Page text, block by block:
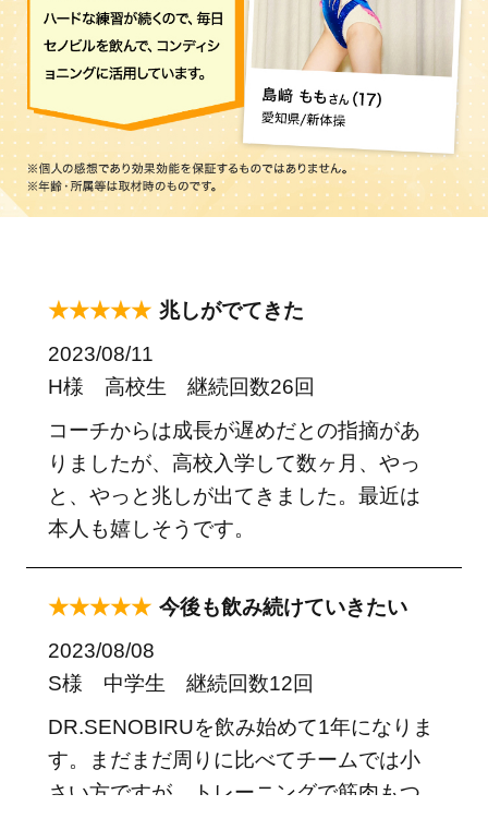
★★★★★ 兆しがでてきた
2023/08/11
H様 高校生 継続回数26回
コーチからは成長が遅めだとの指摘があ
りましたが、高校入学して数ヶ月、やっ
と、やっと兆しが出てきました。最近は
本人も嬉しそうです。
★★★★★ 今後も飲み続けていきたい
2023/08/08
S様 中学生 継続回数12回
DR.SENOBIRUを飲み始めて1年になりま
す。まだまだ周りに比べてチームでは小
さい方ですが、トレーニングで筋肉もつ